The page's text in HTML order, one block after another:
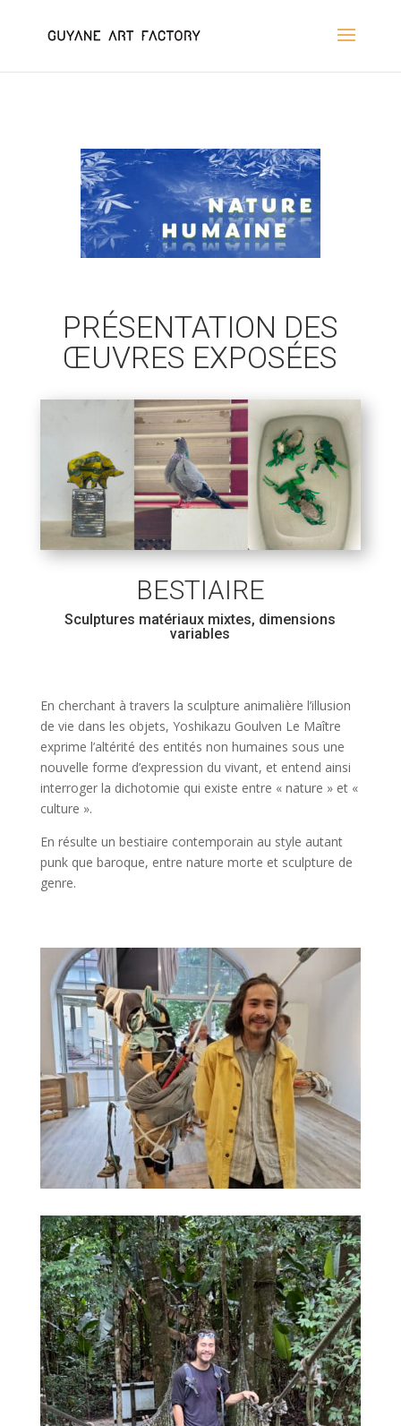
PRÉSENTATION DES
ŒUVRES EXPOSÉES
BESTIAIRE
Sculptures matériaux mixtes, dimensions
variables
En cherchant à travers la sculpture animalière l’illusion
de vie dans les objets, Yoshikazu Goulven Le Maître
exprime l’altérité des entités non humaines sous une
nouvelle forme d’expression du vivant, et entend ainsi
interroger la dichotomie qui existe entre « nature » et «
culture ».
En résulte un bestiaire contemporain au style autant
punk que baroque, entre nature morte et sculpture de
genre.